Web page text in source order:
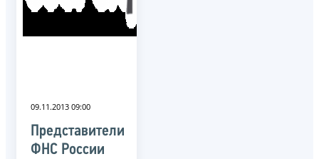
09.11.2013 09:00
Представители
ФНС России